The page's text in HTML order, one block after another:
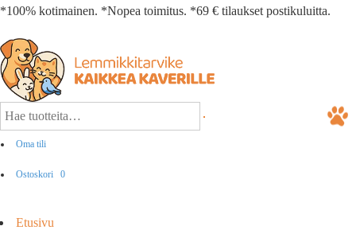
*100% kotimainen. *Nopea toimitus. *69 € tilaukset postikuluitta.
Oma tili
Ostoskori 0
Etusivu